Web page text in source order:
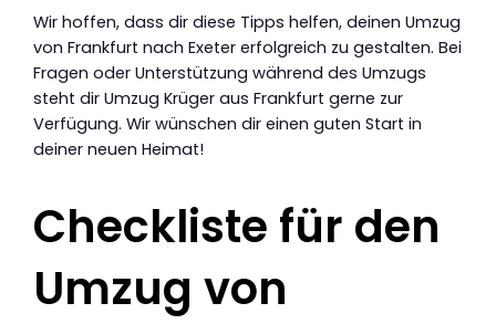
Wir hoffen, dass dir diese Tipps helfen, deinen Umzug
von Frankfurt nach Exeter erfolgreich zu gestalten. Bei
Fragen oder Unterstützung während des Umzugs
steht dir Umzug Krüger aus Frankfurt gerne zur
Verfügung. Wir wünschen dir einen guten Start in
deiner neuen Heimat!
Checkliste für den
Umzug von